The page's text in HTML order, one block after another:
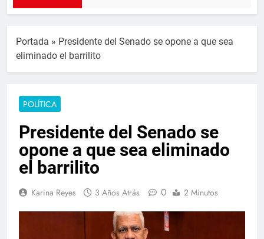
Portada » Presidente del Senado se opone a que sea
eliminado el barrilito
POLÍTICA
Presidente del Senado se
opone a que sea eliminado
el barrilito
Karina Reyes 3 Años Atrás 0 2 Minutos